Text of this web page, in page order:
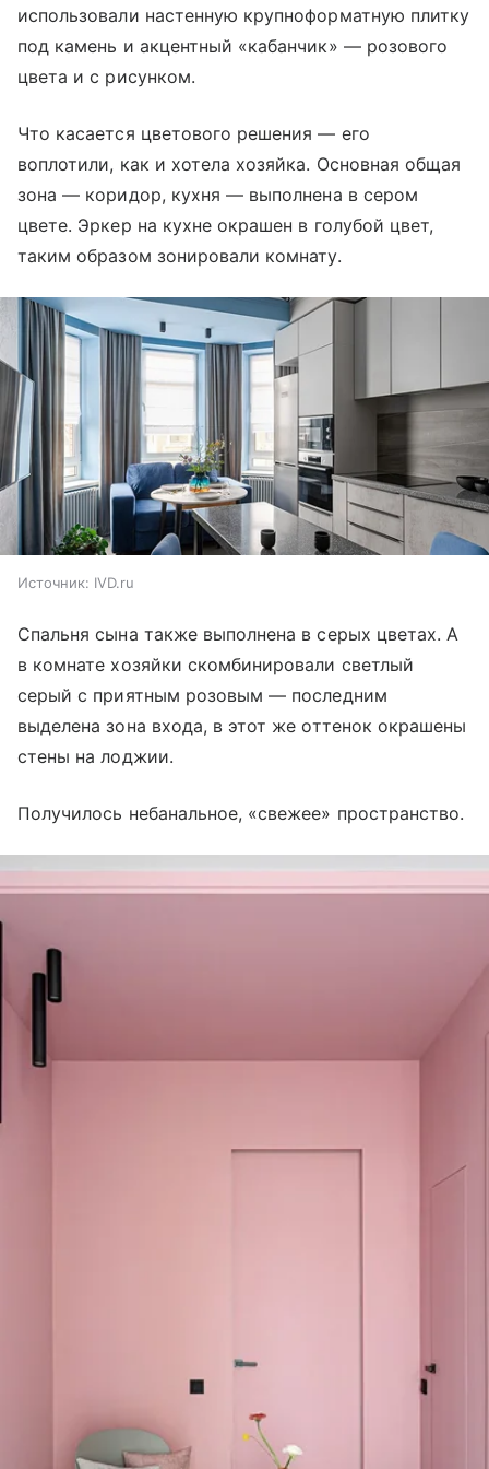
использовали настенную крупноформатную плитку
под камень и акцентный «кабанчик» — розового
цвета и с рисунком.
Что касается цветового решения — его
воплотили, как и хотела хозяйка. Основная общая
зона — коридор, кухня — выполнена в сером
цвете. Эркер на кухне окрашен в голубой цвет,
таким образом зонировали комнату.
Источник: IVD.ru
Спальня сына также выполнена в серых цветах. А
в комнате хозяйки скомбинировали светлый
серый с приятным розовым — последним
выделена зона входа, в этот же оттенок окрашены
стены на лоджии.
Получилось небанальное, «свежее» пространство.